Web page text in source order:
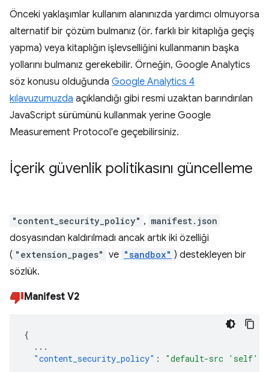
Önceki yaklaşımlar kullanım alanınızda yardımcı olmuyorsa
alternatif bir çözüm bulmanız (ör. farklı bir kitaplığa geçiş
yapma) veya kitaplığın işlevselliğini kullanmanın başka
yollarını bulmanız gerekebilir. Örneğin, Google Analytics
söz konusu olduğunda Google Analytics 4
kılavuzumuzda açıklandığı gibi resmi uzaktan barındırılan
JavaScript sürümünü kullanmak yerine Google
Measurement Protocol'e geçebilirsiniz.
İçerik güvenlik politikasını güncelleme
"content_security_policy" , manifest.json
dosyasından kaldırılmadı ancak artık iki özelliği
( "extension_pages" ve "sandbox" ) destekleyen bir
sözlük.
Manifest V2
{
...
"content_security_policy" :
"default-src 'self'"